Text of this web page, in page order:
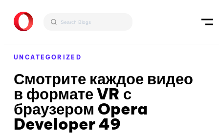
UNCATEGORIZED
Смотрите каждое видео
в формате VR с
браузером Opera
Developer 49